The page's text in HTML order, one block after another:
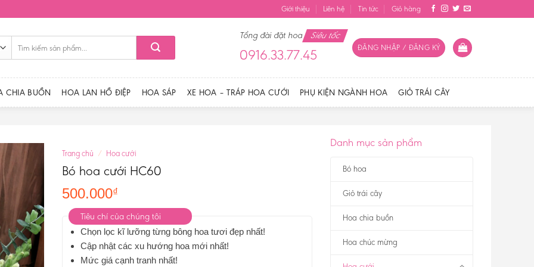
Giới thiệu Liên hệ Tin tức Giỏ hàng
kiếm:
Tổng đài đặt hoa Siêu tốc
0916.33.77.45 ĐĂNG NHẬP / ĐĂNG KÝ
CHIA BUỒN HOA LAN HỒ ĐIỆP HOA SÁP XE HOA – TRÁP HOA CƯỚI PHỤ KIỆN NGÀNH HOA GIỎ TRÁI CÂY
Danh mục sản phẩm
Bó hoa
Giỏ trái cây
Hoa chia buồn
Hoa chúc mừng
Trang chủ / Hoa cưới
Bó hoa cưới HC60
500.000₫
Tiêu chí của chúng tôi
Chọn lọc kĩ lưỡng từng bông hoa tươi đẹp nhất!
Cập nhật các xu hướng hoa mới nhất!
Mức giá cạnh tranh nhất!